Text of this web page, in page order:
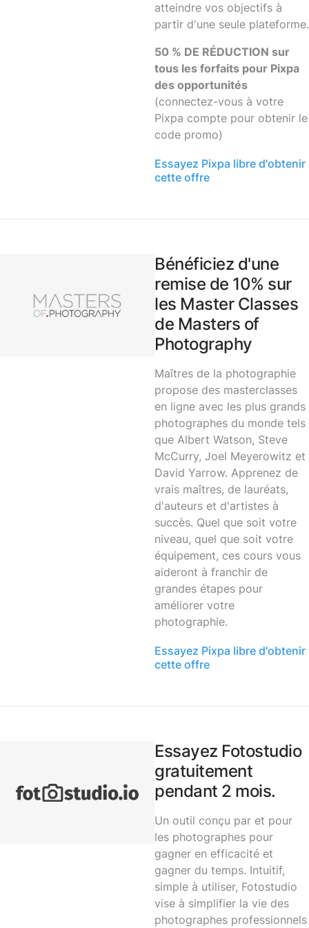
atteindre vos objectifs à
partir d'une seule plateforme.
50 % DE RÉDUCTION sur
tous les forfaits pour Pixpa
des opportunités
(connectez-vous à votre
Pixpa compte pour obtenir le
code promo)
Essayez Pixpa libre d'obtenir
cette offre
Bénéficiez d'une
remise de 10% sur
les Master Classes
de Masters of
Photography
Maîtres de la photographie
propose des masterclasses
en ligne avec les plus grands
photographes du monde tels
que Albert Watson, Steve
McCurry, Joel Meyerowitz et
David Yarrow. Apprenez de
vrais maîtres, de lauréats,
d'auteurs et d'artistes à
succès. Quel que soit votre
niveau, quel que soit votre
équipement, ces cours vous
aideront à franchir de
grandes étapes pour
améliorer votre
photographie.
Essayez Pixpa libre d'obtenir
cette offre
Essayez Fotostudio
gratuitement
pendant 2 mois.
Un outil conçu par et pour
les photographes pour
gagner en efficacité et
gagner du temps. Intuitif,
simple à utiliser, Fotostudio
vise à simplifier la vie des
photographes professionnels